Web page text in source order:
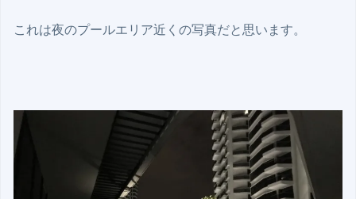
これは夜のプールエリア近くの写真だと思います。